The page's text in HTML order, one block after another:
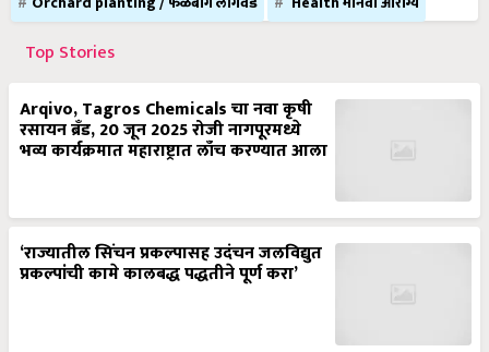
Top Stories
Arqivo, Tagros Chemicals चा नवा कृषी
रसायन ब्रँड, 20 जून 2025 रोजी नागपूरमध्ये
भव्य कार्यक्रमात महाराष्ट्रात लाँच करण्यात आला
‘राज्यातील सिंचन प्रकल्पासह उदंचन जलविद्युत
प्रकल्पांची कामे कालबद्ध पद्धतीने पूर्ण करा’